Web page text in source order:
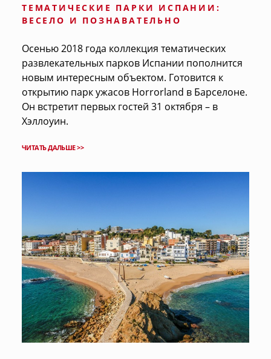
ТЕМАТИЧЕСКИЕ ПАРКИ ИСПАНИИ:
ВЕСЕЛО И ПОЗНАВАТЕЛЬНО
Осенью 2018 года коллекция тематических
развлекательных парков Испании пополнится
новым интересным объектом. Готовится к
открытию парк ужасов Horrorland в Барселоне.
Он встретит первых гостей 31 октября – в
Хэллоуин.
ЧИТАТЬ ДАЛЬШЕ >>